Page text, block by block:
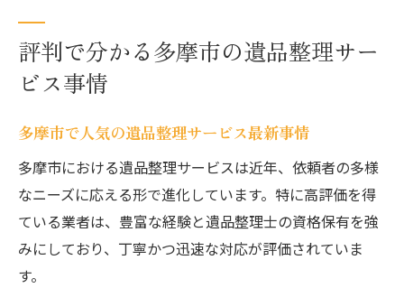
評判で分かる多摩市の遺品整理サー
ビス事情
多摩市で人気の遺品整理サービス最新事情
多摩市における遺品整理サービスは近年、依頼者の多様
なニーズに応える形で進化しています。特に高評価を得
ている業者は、豊富な経験と遺品整理士の資格保有を強
みにしており、丁寧かつ迅速な対応が評価されていま
す。